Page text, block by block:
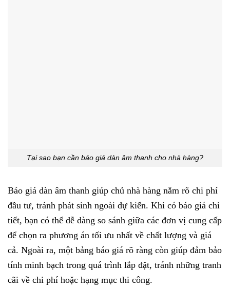
Tại sao bạn cần báo giá dàn âm thanh cho nhà hàng?
Báo giá dàn âm thanh giúp chủ nhà hàng nắm rõ chi phí
đầu tư, tránh phát sinh ngoài dự kiến. Khi có báo giá chi
tiết, bạn có thể dễ dàng so sánh giữa các đơn vị cung cấp
để chọn ra phương án tối ưu nhất về chất lượng và giá
cả. Ngoài ra, một bảng báo giá rõ ràng còn giúp đảm bảo
tính minh bạch trong quá trình lắp đặt, tránh những tranh
cãi về chi phí hoặc hạng mục thi công.